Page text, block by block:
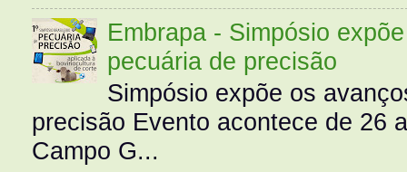
Embrapa - Simpósio
pecuária de precisão
Simpósio expõe os
precisão Evento acontece de 26
Campo G...